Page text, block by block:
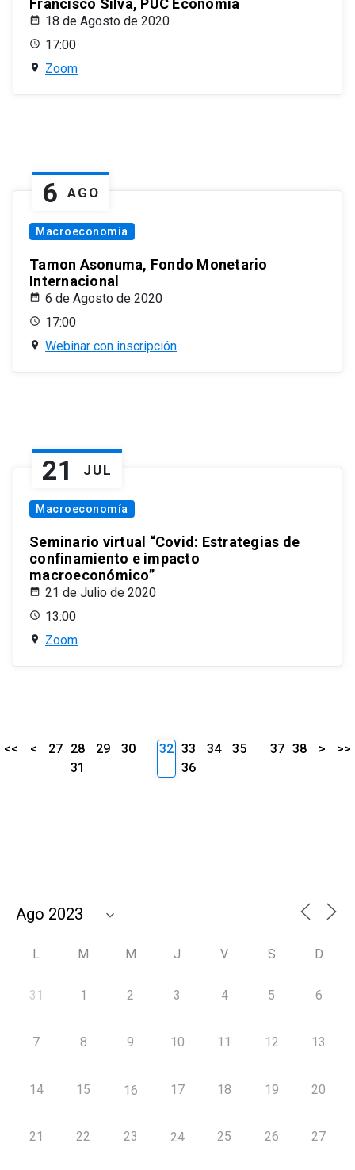
Francisco Silva, PUC Economía
18 de Agosto de 2020
17:00
Zoom
6 AGO
Macroeconomía
Tamon Asonuma, Fondo Monetario
Internacional
6 de Agosto de 2020
17:00
Webinar con inscripción
21 JUL
Macroeconomía
Seminario virtual “Covid: Estrategias de
confinamiento e impacto
macroeconómico”
21 de Julio de 2020
13:00
Zoom
<< < 27 28 29
30
31
32 33 34
35
36
37 38 > >>
L M M J V S D
31 1 2 3 4 5 6
7 8 9 10 11 12 13
14 15 16 17 18 19 20
21 22 23 24 25 26 27